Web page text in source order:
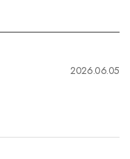
2026.06.05